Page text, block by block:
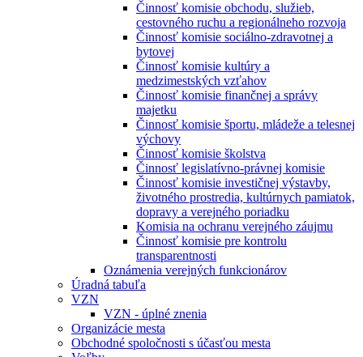
Činnosť komisie obchodu, služieb,
cestovného ruchu a regionálneho rozvoja
Činnosť komisie sociálno-zdravotnej a
bytovej
Činnosť komisie kultúry a
medzimestských vzťahov
Činnosť komisie finančnej a správy
majetku
Činnosť komisie športu, mládeže a telesnej
výchovy
Činnosť komisie školstva
Činnosť legislatívno-právnej komisie
Činnosť komisie investičnej výstavby,
životného prostredia, kultúrnych pamiatok,
dopravy a verejného poriadku
Komisia na ochranu verejného záujmu
Činnosť komisie pre kontrolu
transparentnosti
Oznámenia verejných funkcionárov
Úradná tabuľa
VZN
VZN - úplné znenia
Organizácie mesta
Obchodné spoločnosti s účasťou mesta